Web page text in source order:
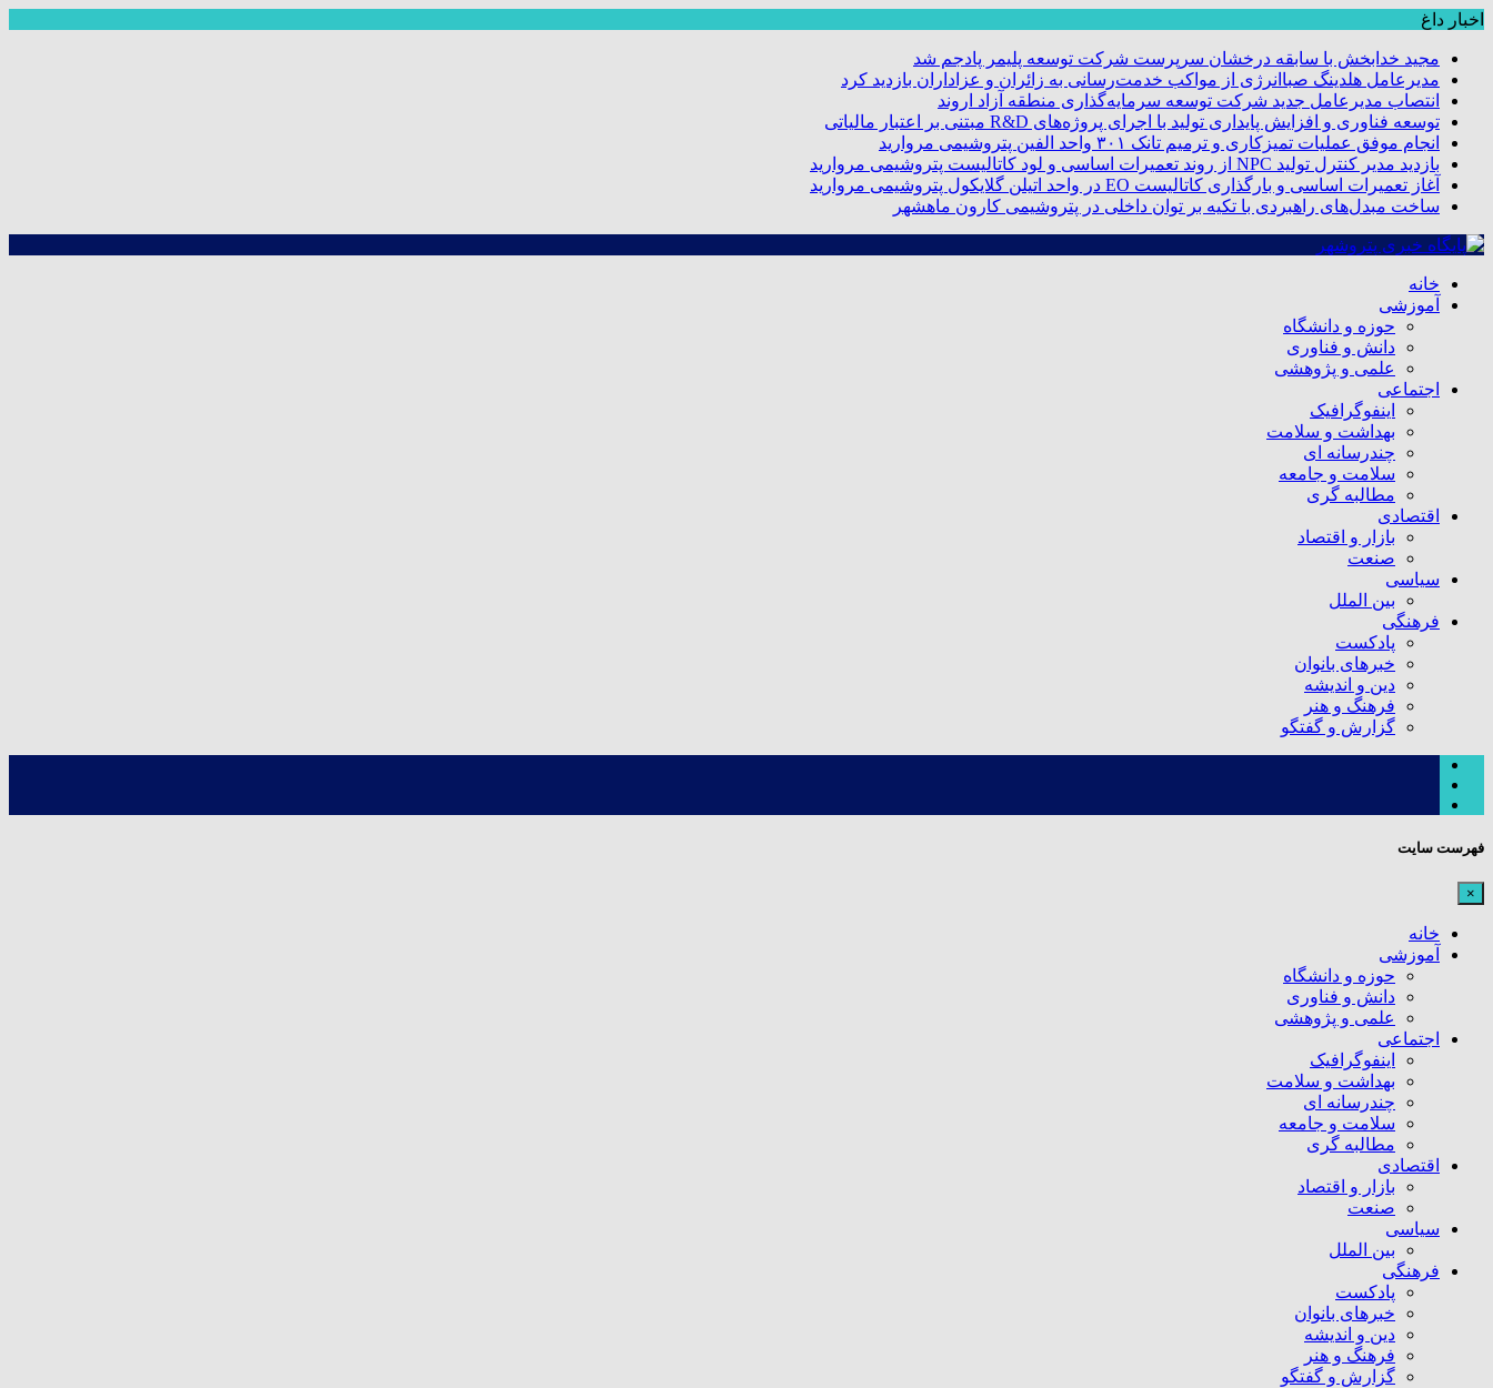
اخبار داغ
مجید خدابخش با سابقه درخشان سرپرست شرکت توسعه پلیمر پادجم شد
مدیرعامل هلدینگ صباانرژی از مواکب خدمت‌رسانی به زائران و عزاداران بازدید کرد
انتصاب مدیرعامل جدید شرکت توسعه سرمایه‌گذاری منطقه آزاد اروند
توسعه فناوری و افزایش پایداری تولید با اجرای پروژه‌های R&D مبتنی بر اعتبار مالیاتی
انجام موفق عملیات تمیزکاری و ترمیم تانک ۳۰۱ واحد الفین پتروشیمی مروارید
بازدید مدیر کنترل تولید NPC از روند تعمیرات اساسی و لود کاتالیست پتروشیمی مروارید
آغاز تعمیرات اساسی و بارگذاری کاتالیست EO در واحد اتیلن گلایکول پتروشیمی مروارید
ساخت مبدل‌های راهبردی با تکیه بر توان داخلی در پتروشیمی کارون ماهشهر
خانه
آموزشی
حوزه و دانشگاه
دانش و فناوری
علمی و پژوهشی
اجتماعی
اینفوگرافیک
بهداشت و سلامت
چندرسانه ای
سلامت و جامعه
مطالبه گری
اقتصادی
بازار و اقتصاد
صنعت
سیاسی
بین الملل
فرهنگی
پادکست
خبرهای بانوان
دین و اندیشه
فرهنگ و هنر
گزارش و گفتگو
فهرست سایت
×
خانه
آموزشی
حوزه و دانشگاه
دانش و فناوری
علمی و پژوهشی
اجتماعی
اینفوگرافیک
بهداشت و سلامت
چندرسانه ای
سلامت و جامعه
مطالبه گری
اقتصادی
بازار و اقتصاد
صنعت
سیاسی
بین الملل
فرهنگی
پادکست
خبرهای بانوان
دین و اندیشه
فرهنگ و هنر
گزارش و گفتگو